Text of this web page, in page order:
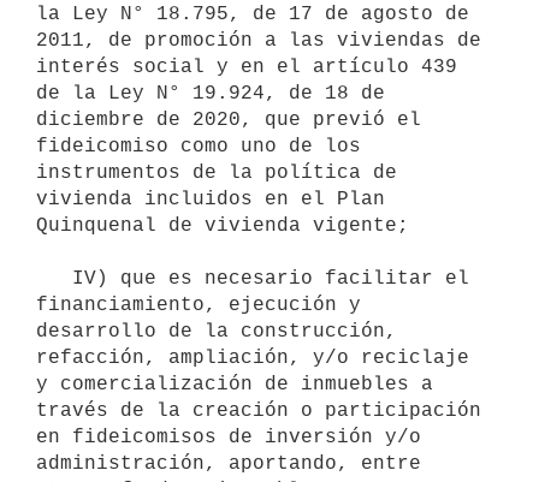
la Ley N° 18.795, de 17 de agosto de
2011, de promoción a las viviendas de
interés social y en el artículo 439
de la Ley N° 19.924, de 18 de
diciembre de 2020, que previó el
fideicomiso como uno de los
instrumentos de la política de
vivienda incluidos en el Plan
Quinquenal de vivienda vigente;
financiamiento, ejecución y
desarrollo de la construcción,
refacción, ampliación, y/o reciclaje
y comercialización de inmuebles a
través de la creación o participación
en fideicomisos de inversión y/o
administración, aportando, entre